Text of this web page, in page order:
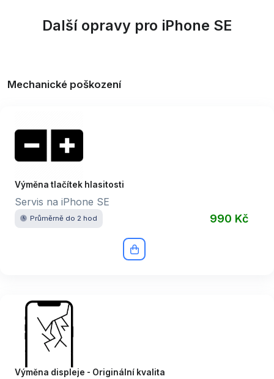
Další opravy pro iPhone SE
Mechanické poškození
Výměna tlačítek hlasitosti
Servis na iPhone SE
Průměrně do 2 hod 990 Kč
Výměna displeje - Originální kvalita